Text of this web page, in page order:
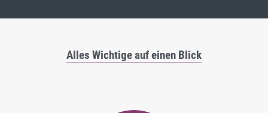
Alles Wichtige auf einen Blick